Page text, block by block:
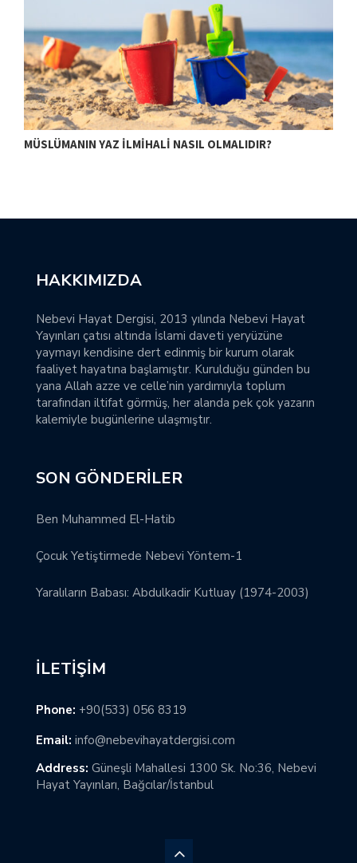
MÜSLÜMANIN YAZ İLMIHALI NASIL OLMALIDIR?
HAKKIMIZDA
Nebevi Hayat Dergisi, 2013 yılında Nebevi Hayat
Yayınları çatısı altında İslami daveti yeryüzüne
yaymayı kendisine dert edinmiş bir kurum olarak
faaliyet hayatına başlamıştır. Kurulduğu günden bu
yana Allah azze ve celle’nin yardımıyla toplum
tarafından iltifat görmüş, her alanda pek çok yazarın
kalemiyle bugünlerine ulaşmıştır.
SON GÖNDERILER
Ben Muhammed El-Hatib
Çocuk Yetiştirmede Nebevi Yöntem-1
Yaralıların Babası: Abdulkadir Kutluay (1974-2003)
İLETIŞIM
Phone: +90(533) 056 8319
Email: info@nebevihayatdergisi.com
Address: Güneşli Mahallesi 1300 Sk. No:36, Nebevi
Hayat Yayınları, Bağcılar/İstanbul